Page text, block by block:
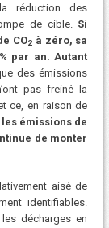
réduction des
de cible. Si
CO2 à zéro, sa
par an. Autant
des émissions
pas freiné la
ce, en raison de
émissions de
de monter
aisé de
identifiables.
décharges en